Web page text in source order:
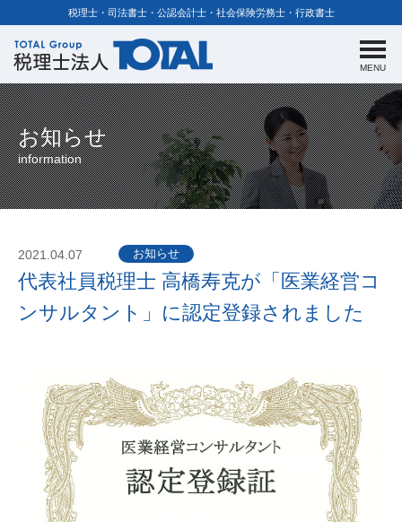
税理士・司法書士・公認会計士・社会保険労務士・行政書士
MENU
お知らせ
information
2021.04.07 お知らせ
代表社員税理士 高橋寿克が「医業経営コ
ンサルタント」に認定登録されました